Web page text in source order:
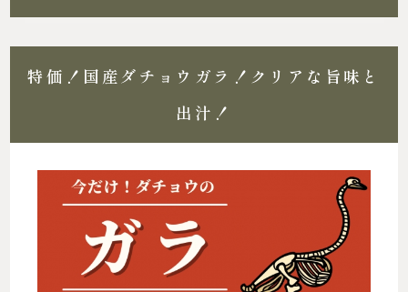
特価！国産ダチョウガラ！クリアな旨味と
出汁！